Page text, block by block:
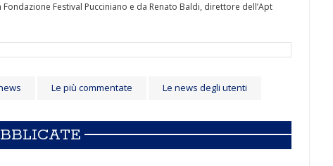
Festival Pucciniano e da Renato Baldi, direttore dell’Apt
Le più commentate Le news degli utenti